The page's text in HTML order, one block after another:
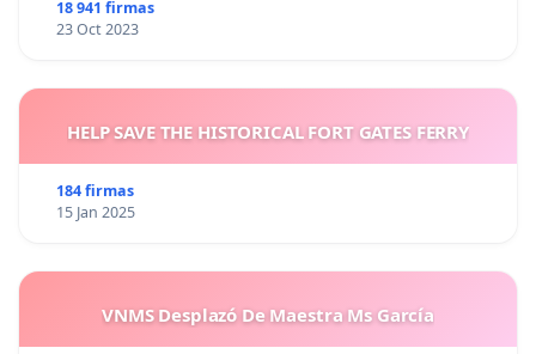
18 941 firmas
23 Oct 2023
HELP SAVE THE HISTORICAL FORT GATES FERRY
184 firmas
15 Jan 2025
VNMS Desplazó De Maestra Ms García